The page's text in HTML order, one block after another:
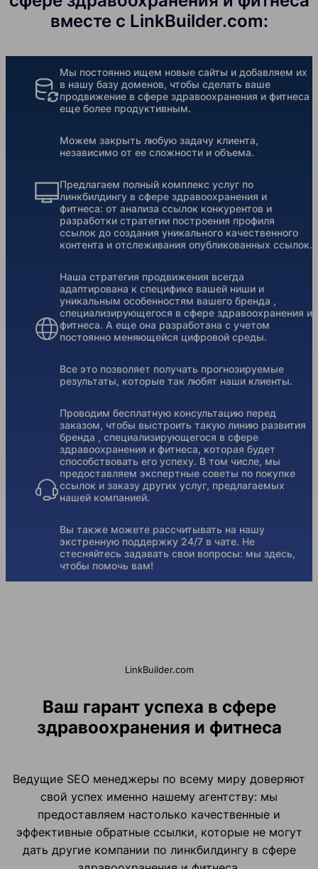
вместе с LinkBuilder.com:
Мы постоянно ищем новые сайты и добавляем их
в нашу базу доменов, чтобы сделать ваше
продвижение в сфере здравоохранения и фитнеса
еще более продуктивным.
Можем закрыть любую задачу клиента,
независимо от ее сложности и объема.
Предлагаем полный комплекс услуг по
линкбилдингу в сфере здравоохранения и
фитнеса: от анализа ссылок конкурентов и
разработки стратегии построения профиля
ссылок до создания уникального качественного
контента и отслеживания опубликованных ссылок.
Наша стратегия продвижения всегда
адаптирована к специфике вашей ниши и
уникальным особенностям вашего бренда ,
специализирующегося в сфере здравоохранения и
фитнеса. А еще она разработана с учетом
постоянно меняющейся цифровой среды.
Все это позволяет получать прогнозируемые
результаты, которые так любят наши клиенты.
Проводим бесплатную консультацию перед
заказом, чтобы выстроить такую линию развития
бренда , специализирующегося в сфере
здравоохранения и фитнеса, которая будет
способствовать его успеху. В том числе, мы
предоставляем экспертные советы по покупке
ссылок и заказу других услуг, предлагаемых
нашей компанией.
Вы также можете рассчитывать на нашу
экстренную поддержку 24/7 в чате. Не
стесняйтесь задавать свои вопросы: мы здесь,
чтобы помочь вам!
LinkBuilder.com
Ваш гарант успеха в сфере
здравоохранения и фитнеса
Ведущие SEO менеджеры по всему миру доверяют
свой успех именно нашему агентству: мы
предоставляем настолько качественные и
эффективные обратные ссылки, которые не могут
дать другие компании по линкбилдингу в сфере